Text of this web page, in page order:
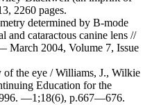
2260 pages.
determined by B-mode
and cataractous canine lens //
March 2004, Volume 7, Issue
the eye / Williams, J., Wilkie
Education for the
―1;18(6), р.667―676.